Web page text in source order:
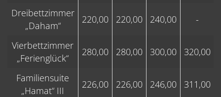
Dreibettzimmer
„Daham“
220,00 220,00 240,00 -
Vierbettzimmer
„Ferienglück“
280,00 280,00 300,00 320,00
Familiensuite
„Hamat“ III
226,00 226,00 246,00 311,00